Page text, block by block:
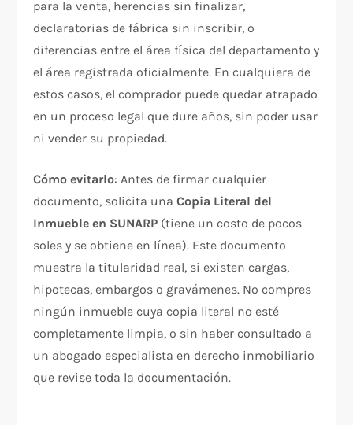
para la venta, herencias sin finalizar,
declaratorias de fábrica sin inscribir, o
diferencias entre el área física del departamento y
el área registrada oficialmente. En cualquiera de
estos casos, el comprador puede quedar atrapado
en un proceso legal que dure años, sin poder usar
ni vender su propiedad.
Cómo evitarlo: Antes de firmar cualquier
documento, solicita unaCopia Literal del
Inmueble en SUNARP (tiene un costo de pocos
soles y se obtiene en línea). Este documento
muestra la titularidad real, si existen cargas,
hipotecas, embargos o gravámenes. No compres
ningún inmueble cuya copia literal no esté
completamente limpia, o sin haber consultado a
un abogado especialista en derecho inmobiliario
que revise toda la documentación.